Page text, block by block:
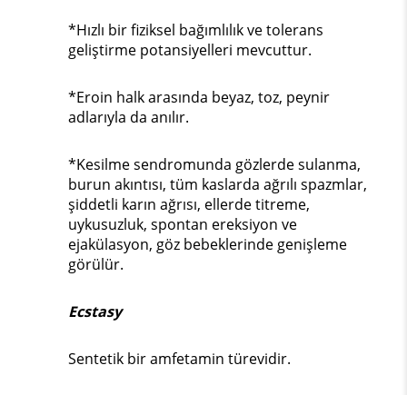
*Hızlı bir fiziksel bağımlılık ve tolerans
geliştirme potansiyelleri mevcuttur.
*Eroin halk arasında beyaz, toz, peynir
adlarıyla da anılır.
*Kesilme sendromunda gözlerde sulanma,
burun akıntısı, tüm kaslarda ağrılı spazmlar,
şiddetli karın ağrısı, ellerde titreme,
uykusuzluk, spontan ereksiyon ve
ejakülasyon, göz bebeklerinde genişleme
görülür.
Ecstasy
Sentetik bir amfetamin türevidir.